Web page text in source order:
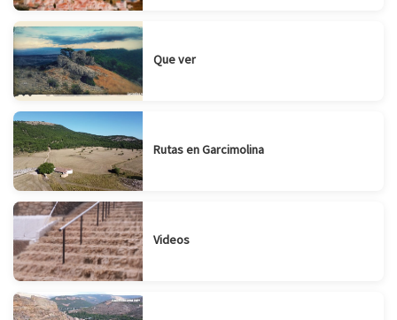
Que ver
Rutas en Garcimolina
Videos